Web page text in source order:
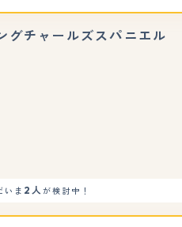
グチャールズスパニエル
いま 2人が検討中！